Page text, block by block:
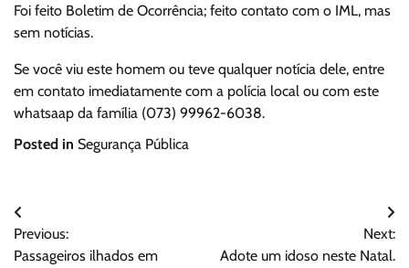
Foi feito Boletim de Ocorrência; feito contato com o IML, mas
sem notícias.
Se você viu este homem ou teve qualquer notícia dele, entre
em contato imediatamente com a polícia local ou com este
whatsaap da família (073) 99962-6038.
Posted in Segurança Pública
Navegação
de
Previous:
Passageiros ilhados em
Next:
Adote um idoso neste Natal.